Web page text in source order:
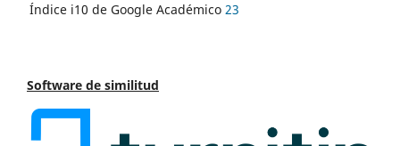
Índice i10 de Google Académico 23
Software de similitud